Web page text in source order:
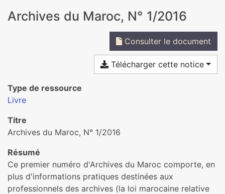
Archives du Maroc, N° 1/2016
Consulter le document
Télécharger cette notice
Type de ressource
Livre
Titre
Archives du Maroc, N° 1/2016
Résumé
Ce premier numéro d'Archives du Maroc comporte, en
plus d'informations pratiques destinées aux
professionnels des archives (la loi marocaine relative